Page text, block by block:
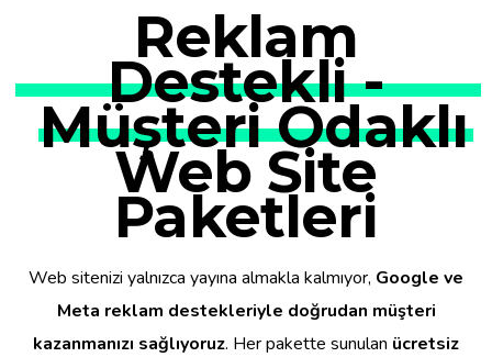
Reklam
Destekli -
Müşteri Odaklı
Web Site
Paketleri
Web sitenizi yalnızca yayına almakla kalmıyor, Google ve
Meta reklam destekleriyle doğrudan müşteri
kazanmanızı sağlıyoruz. Her pakette sunulan ücretsiz